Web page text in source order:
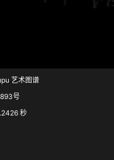
艺术图谱
号
秒